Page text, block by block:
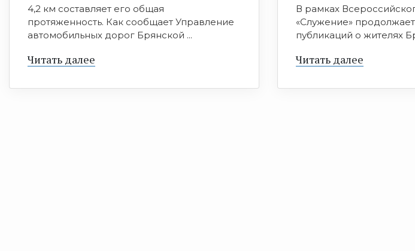
4,2 км составляет его общая
протяженность. Как сообщает Управление
автомобильных дорог Брянской ...
Читать далее
В рамках
«Служение»
публикаций о жителях
Читать далее